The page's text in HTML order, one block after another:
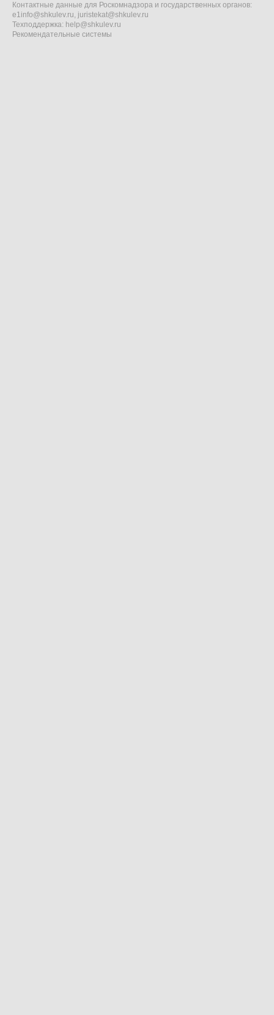
Контактные данные для Роскомнадзора и государственных органов:
e1info@shkulev.ru, juristekat@shkulev.ru
Техподдержка: help@shkulev.ru
Рекомендательные системы